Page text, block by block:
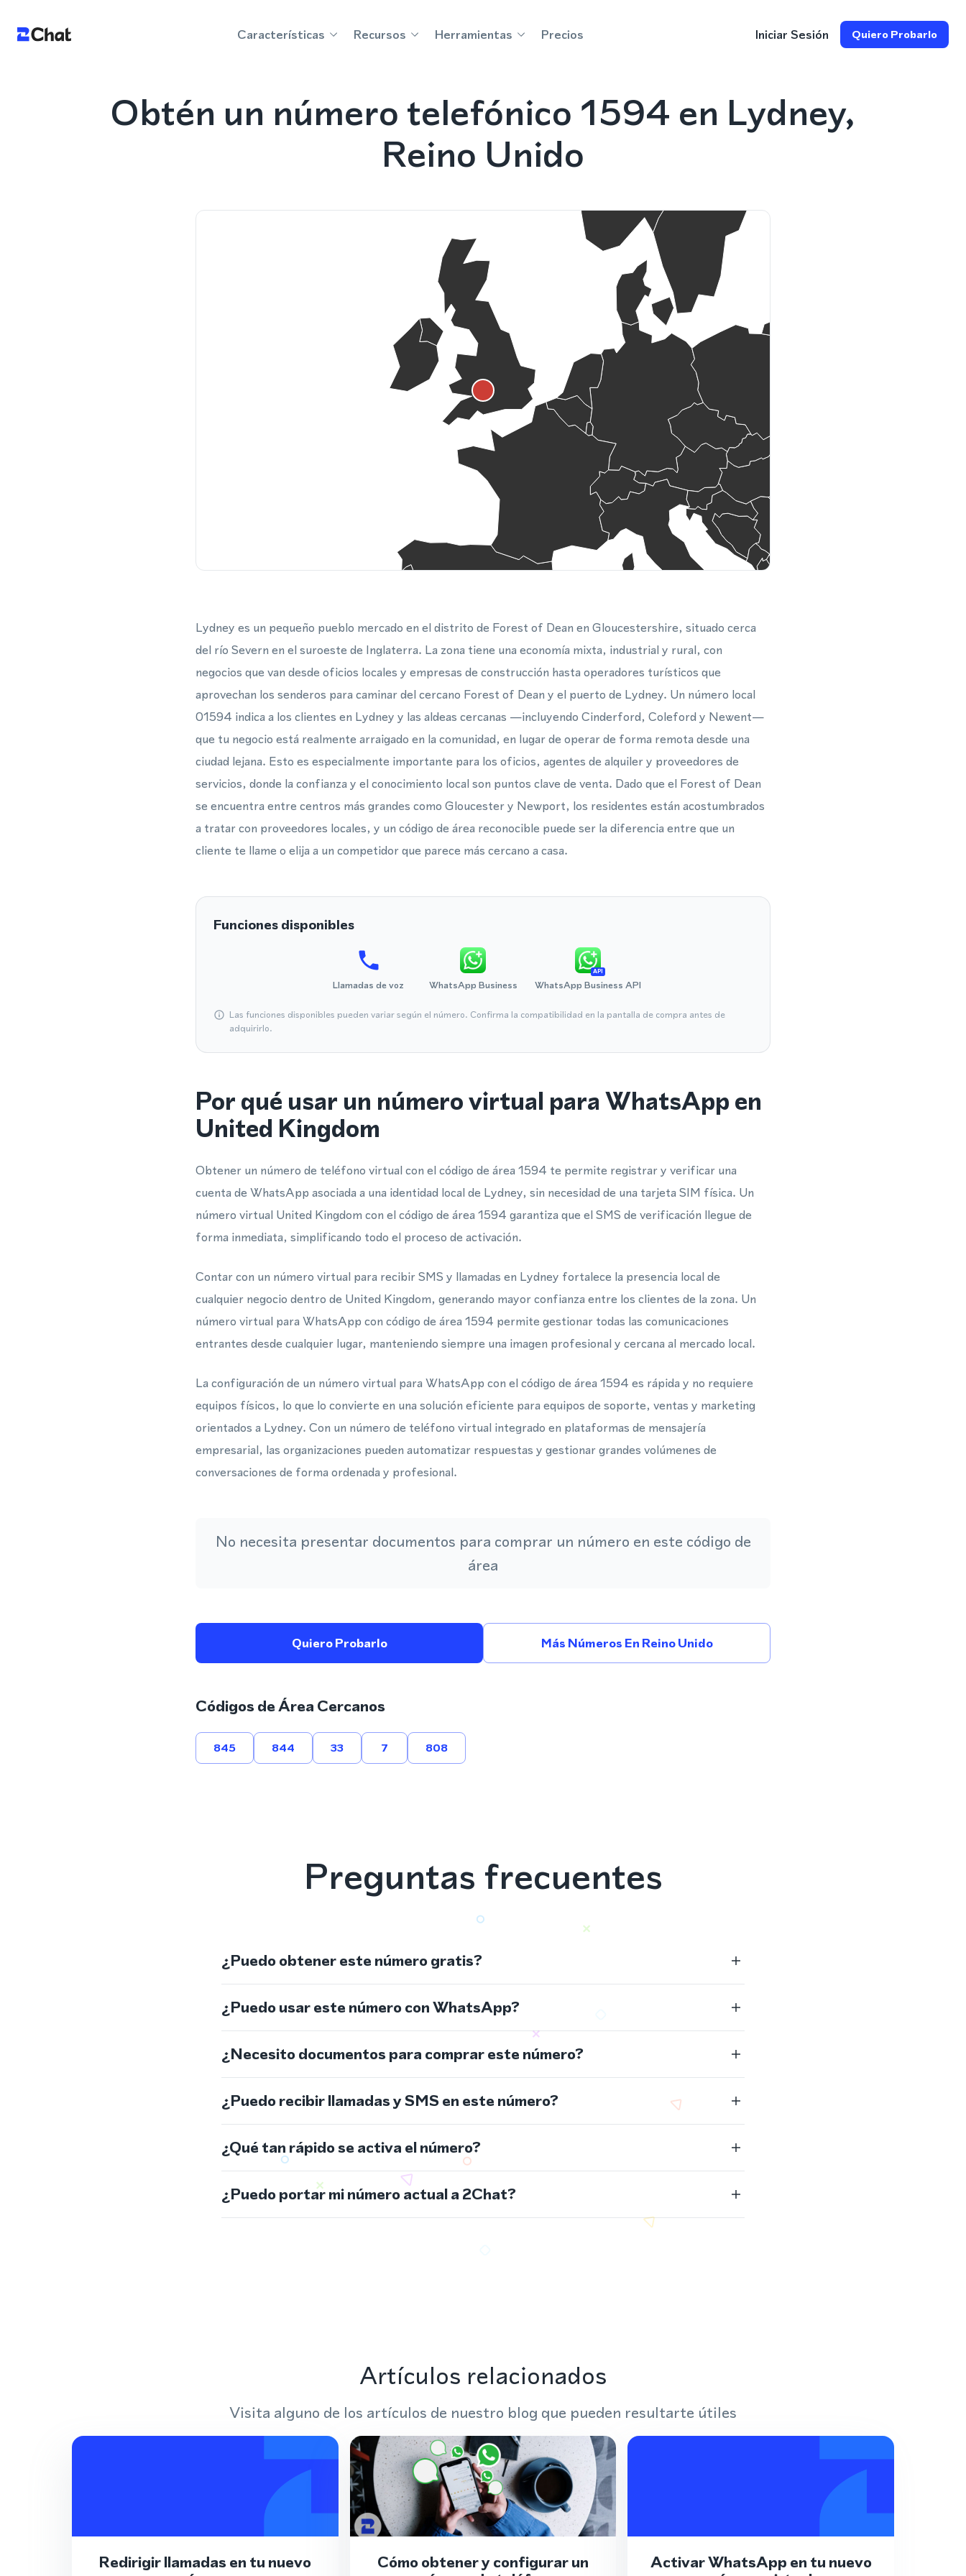
Características Recursos Herramientas Precios Iniciar Sesión Quiero Probarlo
Obtén un número telefónico 1594 en Lydney,
Reino Unido
Lydney es un pequeño pueblo mercado en el distrito de Forest of Dean en Gloucestershire, situado cerca
del río Severn en el suroeste de Inglaterra. La zona tiene una economía mixta, industrial y rural, con
negocios que van desde oficios locales y empresas de construcción hasta operadores turísticos que
aprovechan los senderos para caminar del cercano Forest of Dean y el puerto de Lydney. Un número local
01594 indica a los clientes en Lydney y las aldeas cercanas —incluyendo Cinderford, Coleford y Newent—
que tu negocio está realmente arraigado en la comunidad, en lugar de operar de forma remota desde una
ciudad lejana. Esto es especialmente importante para los oficios, agentes de alquiler y proveedores de
servicios, donde la confianza y el conocimiento local son puntos clave de venta. Dado que el Forest of Dean
se encuentra entre centros más grandes como Gloucester y Newport, los residentes están acostumbrados
a tratar con proveedores locales, y un código de área reconocible puede ser la diferencia entre que un
cliente te llame o elija a un competidor que parece más cercano a casa.
Funciones disponibles
Llamadas de voz WhatsApp Business
API
WhatsApp Business API
Las funciones disponibles pueden variar según el número. Confirma la compatibilidad en la pantalla de compra antes de
adquirirlo.
Por qué usar un número virtual para WhatsApp en
United Kingdom
Obtener un número de teléfono virtual con el código de área 1594 te permite registrar y verificar una
cuenta de WhatsApp asociada a una identidad local de Lydney, sin necesidad de una tarjeta SIM física. Un
número virtual United Kingdom con el código de área 1594 garantiza que el SMS de verificación llegue de
forma inmediata, simplificando todo el proceso de activación.
Contar con un número virtual para recibir SMS y llamadas en Lydney fortalece la presencia local de
cualquier negocio dentro de United Kingdom, generando mayor confianza entre los clientes de la zona. Un
número virtual para WhatsApp con código de área 1594 permite gestionar todas las comunicaciones
entrantes desde cualquier lugar, manteniendo siempre una imagen profesional y cercana al mercado local.
La configuración de un número virtual para WhatsApp con el código de área 1594 es rápida y no requiere
equipos físicos, lo que lo convierte en una solución eficiente para equipos de soporte, ventas y marketing
orientados a Lydney. Con un número de teléfono virtual integrado en plataformas de mensajería
empresarial, las organizaciones pueden automatizar respuestas y gestionar grandes volúmenes de
conversaciones de forma ordenada y profesional.
No necesita presentar documentos para comprar un número en este código de
área
Quiero Probarlo Más Números En Reino Unido
Códigos de Área Cercanos
845 844 33 7 808
Preguntas frecuentes
¿Puedo obtener este número gratis?
¿Puedo usar este número con WhatsApp?
¿Necesito documentos para comprar este número?
¿Puedo recibir llamadas y SMS en este número?
¿Qué tan rápido se activa el número?
¿Puedo portar mi número actual a 2Chat?
Artículos relacionados
Visita alguno de los artículos de nuestro blog que pueden resultarte útiles
Redirigir llamadas en tu nuevo
Cómo obtener y configurar un
Activar WhatsApp en tu nuevo